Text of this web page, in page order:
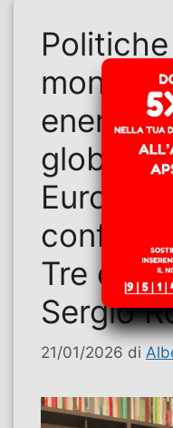
globale,
Europa
conflitti
Tre
Sergio
21/01/2026 di